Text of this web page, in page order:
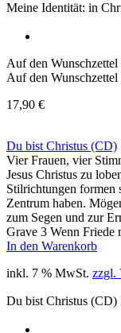
Meine Identität: in
Auf den Wunschzettel
Auf den Wunschzettel
17,90 €
Du bist Christus (CD)
Vier Frauen, vier
Jesus Christus zu
Stilrichtungen
Zentrum haben.
zum Segen und zur
Grave 3 Wenn
In den Warenkorb
inkl. 7 % MwSt. zzgl.
Du bist Christus (CD)